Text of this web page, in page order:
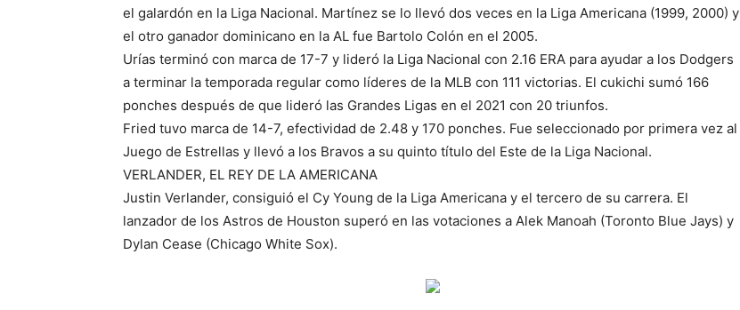
el galardón en la Liga Nacional. Martínez se lo llevó dos veces en la Liga Americana (1999, 2000) y
el otro ganador dominicano en la AL fue Bartolo Colón en el 2005.
Urías terminó con marca de 17-7 y lideró la Liga Nacional con 2.16 ERA para ayudar a los Dodgers
a terminar la temporada regular como líderes de la MLB con 111 victorias. El cukichi sumó 166
ponches después de que lideró las Grandes Ligas en el 2021 con 20 triunfos.
Fried tuvo marca de 14-7, efectividad de 2.48 y 170 ponches. Fue seleccionado por primera vez al
Juego de Estrellas y llevó a los Bravos a su quinto título del Este de la Liga Nacional.
VERLANDER, EL REY DE LA AMERICANA
Justin Verlander, consiguió el Cy Young de la Liga Americana y el tercero de su carrera. El
lanzador de los Astros de Houston superó en las votaciones a Alek Manoah (Toronto Blue Jays) y
Dylan Cease (Chicago White Sox).